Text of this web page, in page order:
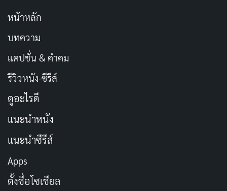
และทุ่มเทอย่างเต็มที่ งานนี้สมควรได้รับการชื่นชม
หนึ่งปีผ่านไป แต่คุณยังคงพยายามอย่างไม่ย่อท้อ งาน
นี้สมควรได้รับคำชมเชยมากๆ
การที่คุณไม่ยอมแพ้ต่ออุปสรรคนั้นน่าชื่นชมจริงๆ นี่
คือสิ่งที่ทำให้คุณประสบความสำเร็จ
เสมอ นั่นคือคุณค่าของชีวิต
เช้าวันนี้ตื่นมามองกระจก บอกตัวเองว่ายังหล่อเหมือน
เดิมนะเว้ย แล้วเตือนว่าสักวันต้องเป็นอย่างนี้ด้วยล่ะนะ
555
หน้าหลัก
บทความ
แคปชั่น & คำคม
รีวิวหนัง-ซีรีส์
ดูอะไรดี
แนะนำหนัง
แนะนำซีรีส์
Apps
ตั้งชื่อโซเชียล